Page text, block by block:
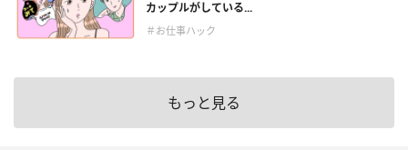
カップルがしている...
＃お仕事ハック
もっと見る